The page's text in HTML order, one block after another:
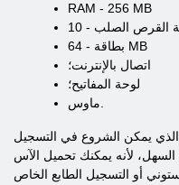
RAM - 256 MB
بطاقة - 64 MB
اتصال بالإنترنت؛
لوحة المفاتيح؛
يمكن الشروع في التسجيل
لأنه يمكنك تحميل الآس
أو التسجيل الطابع الخاص